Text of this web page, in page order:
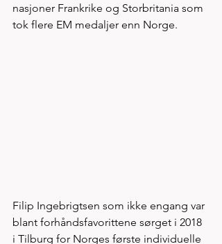
nasjoner Frankrike og Storbritania som
tok flere EM medaljer enn Norge.
Filip Ingebrigtsen som ikke engang var
blant forhåndsfavorittene sørget i 2018
i Tilburg for Norges første individuelle